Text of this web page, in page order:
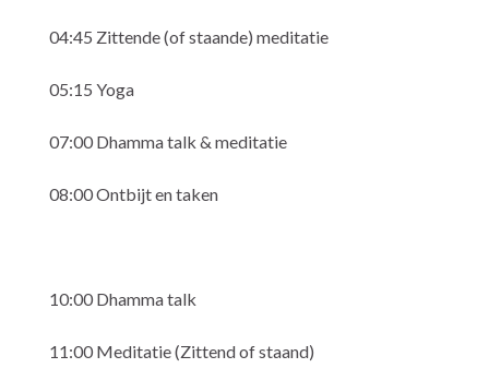
04:45 Zittende (of staande) meditatie
05:15 Yoga
07:00 Dhamma talk & meditatie
08:00 Ontbijt en taken
10:00 Dhamma talk
11:00 Meditatie (Zittend of staand)